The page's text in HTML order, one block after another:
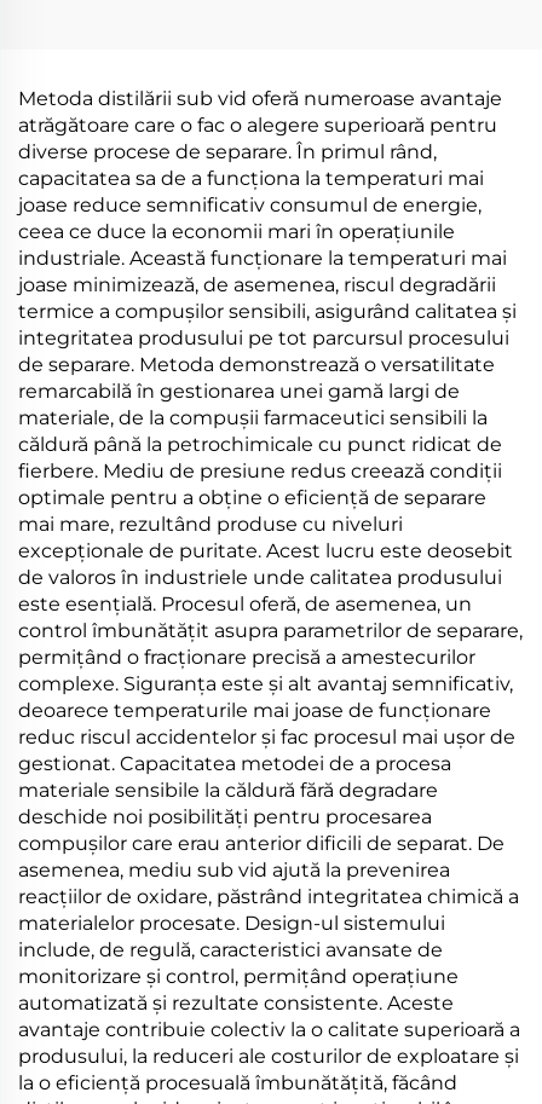
pentru Industria de
Machetare
pentru tratamentul
apei reziduale
Metoda distilării sub vid oferă numeroase avantaje
atrăgătoare care o fac o alegere superioară pentru
diverse procese de separare. În primul rând,
capacitatea sa de a funcționa la temperaturi mai
joase reduce semnificativ consumul de energie,
ceea ce duce la economii mari în operațiunile
industriale. Această funcționare la temperaturi mai
joase minimizează, de asemenea, riscul degradării
termice a compușilor sensibili, asigurând calitatea și
integritatea produsului pe tot parcursul procesului
de separare. Metoda demonstrează o versatilitate
remarcabilă în gestionarea unei gamă largi de
materiale, de la compușii farmaceutici sensibili la
căldură până la petrochimicale cu punct ridicat de
fierbere. Mediu de presiune redus creează condiții
optimale pentru a obține o eficiență de separare
mai mare, rezultând produse cu niveluri
excepționale de puritate. Acest lucru este deosebit
de valoros în industriele unde calitatea produsului
este esențială. Procesul oferă, de asemenea, un
control îmbunătățit asupra parametrilor de separare,
permițând o fracționare precisă a amestecurilor
complexe. Siguranța este și alt avantaj semnificativ,
deoarece temperaturile mai joase de funcționare
reduc riscul accidentelor și fac procesul mai ușor de
gestionat. Capacitatea metodei de a procesa
materiale sensibile la căldură fără degradare
deschide noi posibilități pentru procesarea
compușilor care erau anterior dificili de separat. De
asemenea, mediu sub vid ajută la prevenirea
reacțiilor de oxidare, păstrând integritatea chimică a
materialelor procesate. Design-ul sistemului
include, de regulă, caracteristici avansate de
monitorizare și control, permițând operațiune
automatizată și rezultate consistente. Aceste
avantaje contribuie colectiv la o calitate superioară a
produsului, la reduceri ale costurilor de exploatare și
la o eficiență procesuală îmbunătățită, făcând